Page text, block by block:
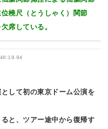
橈尺（とうしゃく）関節
席している。
して初の東京ドーム公演を
と、ツアー途中から復帰す